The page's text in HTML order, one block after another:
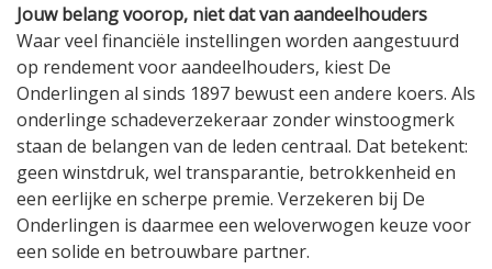
Jouw belang voorop, niet dat van aandeelhouders
Waar veel financiële instellingen worden aangestuurd
op rendement voor aandeelhouders, kiest De
Onderlingen al sinds 1897 bewust een andere koers. Als
onderlinge schadeverzekeraar zonder winstoogmerk
staan de belangen van de leden centraal. Dat betekent:
geen winstdruk, wel transparantie, betrokkenheid en
een eerlijke en scherpe premie. Verzekeren bij De
Onderlingen is daarmee een weloverwogen keuze voor
een solide en betrouwbare partner.